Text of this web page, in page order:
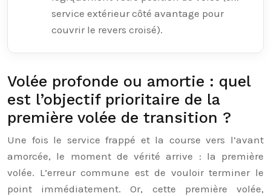
service extérieur côté avantage pour
couvrir le revers croisé).
Volée profonde ou amortie : quel
est l’objectif prioritaire de la
première volée de transition ?
Une fois le service frappé et la course vers l’avant
amorcée, le moment de vérité arrive : la première
volée. L’erreur commune est de vouloir terminer le
point immédiatement. Or, cette première volée,